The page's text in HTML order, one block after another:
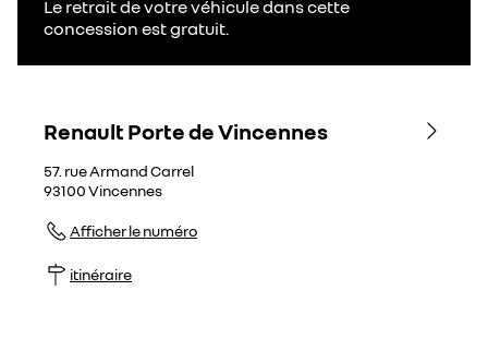
Le retrait de votre véhicule dans cette
concession est gratuit.
Renault Porte de Vincennes
57. rue Armand Carrel
93100Vincennes
Afficher le numéro
itinéraire